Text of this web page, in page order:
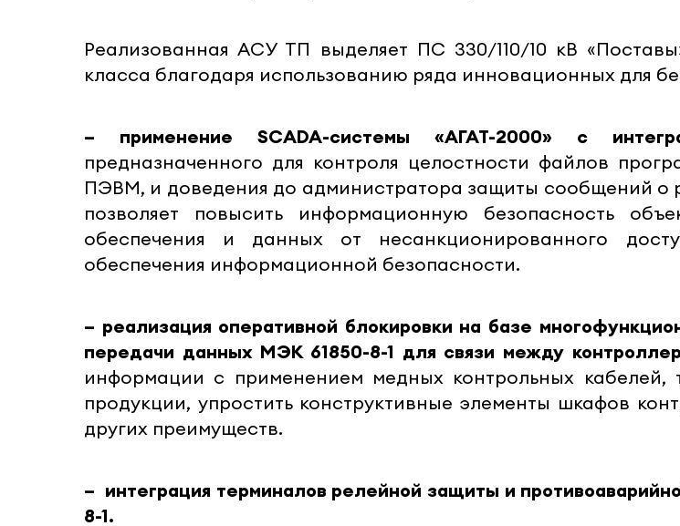
Реализованная АСУ ТП выделяет ПС 330/110/10 кВ
класса благодаря использованию ряда инновационных для
– применение SCADA-системы «АГАТ-2000» с
предназначенного для контроля целостности файлов
ПЭВМ, и доведения до администратора защиты сообщений о
позволяет повысить информационную безопасность
обеспечения и данных от несанкционированного
обеспечения информационной безопасности.
– реализация оперативной блокировки на базе
передачи данных МЭК 61850-8-1 для связи между
информации с применением медных контрольных кабелей,
продукции, упростить конструктивные элементы шкафов
других преимуществ.
– интеграция терминалов релейной защиты и
8-1.